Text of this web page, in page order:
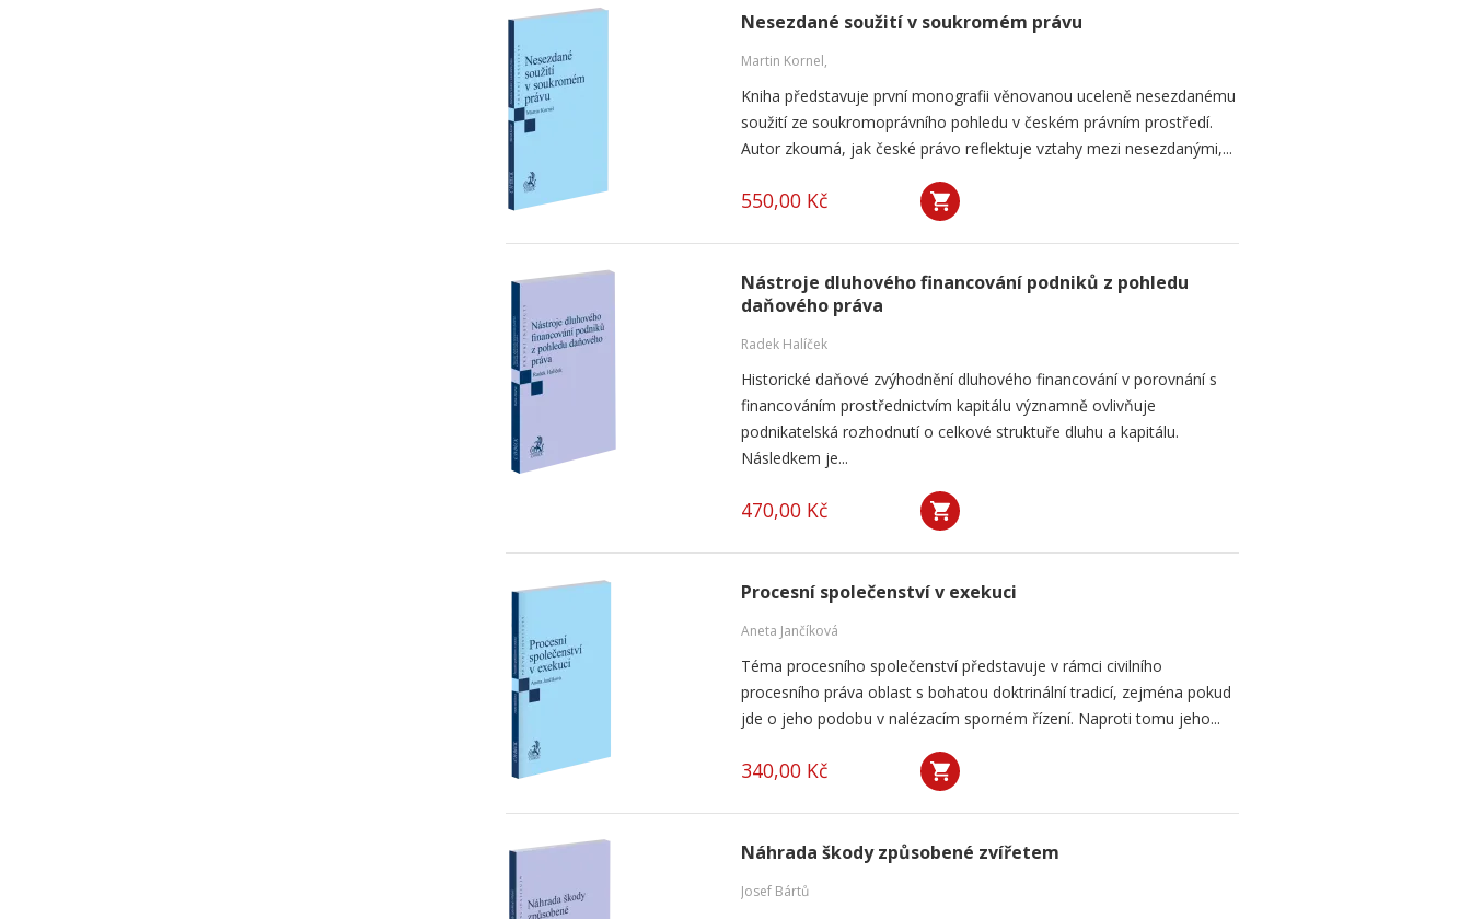
Nesezdané soužití v soukromém právu
Martin Kornel,
Kniha představuje první monografii věnovanou uceleně nesezdanému
soužití ze soukromoprávního pohledu v českém právním prostředí.
Autor zkoumá, jak české právo reflektuje vztahy mezi nesezdanými,...
550,00 Kč
Nástroje dluhového financování podniků z pohledu
daňového práva
Radek Halíček
Historické daňové zvýhodnění dluhového financování v porovnání s
financováním prostřednictvím kapitálu významně ovlivňuje
podnikatelská rozhodnutí o celkové struktuře dluhu a kapitálu.
Následkem je...
470,00 Kč
Procesní společenství v exekuci
Aneta Jančíková
Téma procesního společenství představuje v rámci civilního
procesního práva oblast s bohatou doktrinální tradicí, zejména pokud
jde o jeho podobu v nalézacím sporném řízení. Naproti tomu jeho...
340,00 Kč
Náhrada škody způsobené zvířetem
Josef Bártů